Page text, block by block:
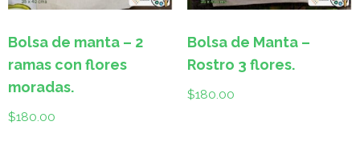
Bolsa de manta – 2
ramas con flores
moradas.
$180.00
Bolsa de Manta –
Rostro 3 flores.
$180.00